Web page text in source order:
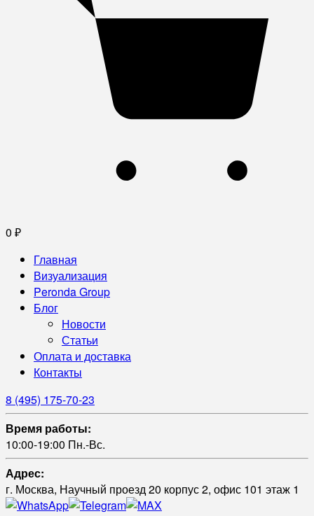
0 ₽
Главная
Визуализация
Peronda Group
Блог
Новости
Статьи
Оплата и доставка
Контакты
8 (495) 175-70-23
Время работы:
10:00-19:00 Пн.-Вс.
Адрес:
г. Москва, Научный проезд 20 корпус 2, офис 101 этаж 1